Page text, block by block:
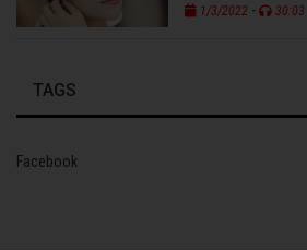
1/3/2022 - 30:03
TAGS
Facebook